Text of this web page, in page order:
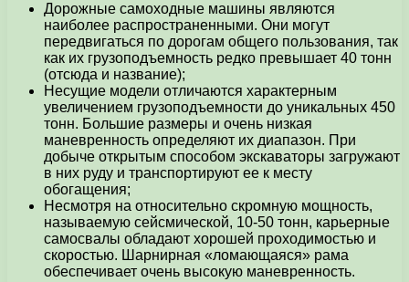
Дорожные самоходные машины являются
наиболее распространенными. Они могут
передвигаться по дорогам общего пользования, так
как их грузоподъемность редко превышает 40 тонн
(отсюда и название);
Несущие модели отличаются характерным
увеличением грузоподъемности до уникальных 450
тонн. Большие размеры и очень низкая
маневренность определяют их диапазон. При
добыче открытым способом экскаваторы загружают
в них руду и транспортируют ее к месту
обогащения;
Несмотря на относительно скромную мощность,
называемую сейсмической, 10-50 тонн, карьерные
самосвалы обладают хорошей проходимостью и
скоростью. Шарнирная «ломающаяся» рама
обеспечивает очень высокую маневренность.